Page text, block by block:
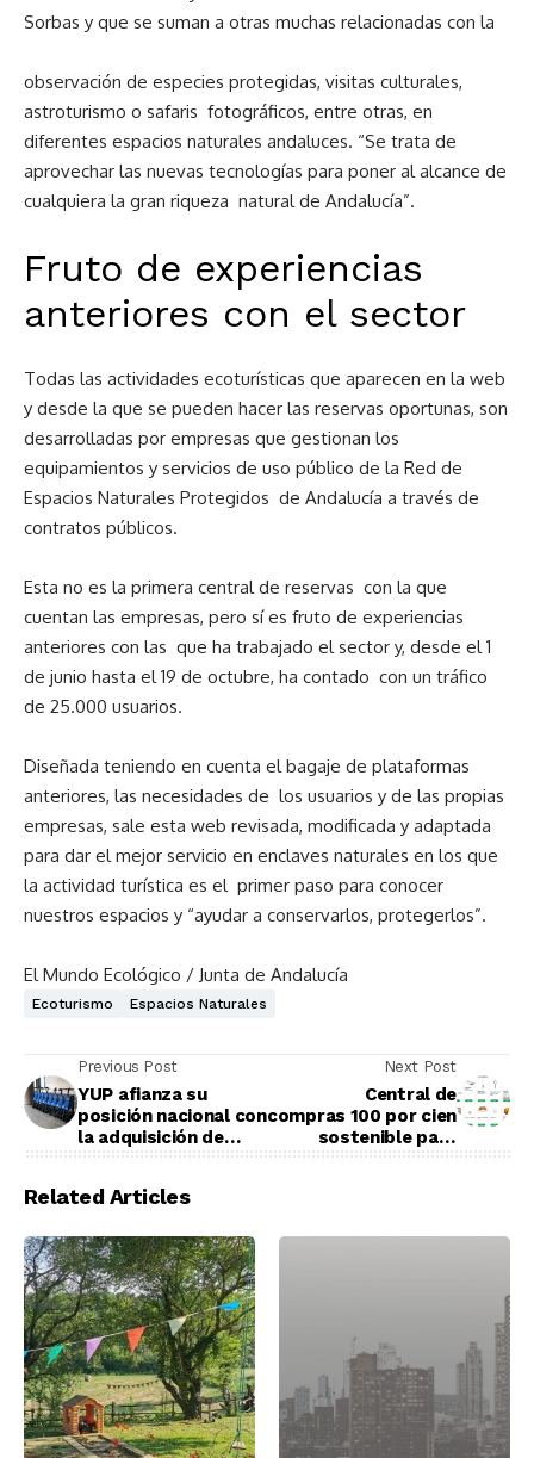
Sorbas y que se suman a otras muchas relacionadas con la
observación de especies protegidas, visitas culturales,
astroturismo o safaris fotográficos, entre otras, en
diferentes espacios naturales andaluces. “Se trata de
aprovechar las nuevas tecnologías para poner al alcance de
cualquiera la gran riqueza natural de Andalucía”.
Fruto de experiencias
anteriores con el sector
Todas las actividades ecoturísticas que aparecen en la web
y desde la que se pueden hacer las reservas oportunas, son
desarrolladas por empresas que gestionan los
equipamientos y servicios de uso público de la Red de
Espacios Naturales Protegidos de Andalucía a través de
contratos públicos.
Esta no es la primera central de reservas con la que
cuentan las empresas, pero sí es fruto de experiencias
anteriores con las que ha trabajado el sector y, desde el 1
de junio hasta el 19 de octubre, ha contado con un tráfico
de 25.000 usuarios.
Diseñada teniendo en cuenta el bagaje de plataformas
anteriores, las necesidades de los usuarios y de las propias
empresas, sale esta web revisada, modificada y adaptada
para dar el mejor servicio en enclaves naturales en los que
la actividad turística es el primer paso para conocer
nuestros espacios y “ayudar a conservarlos, protegerlos”.
El Mundo Ecológico / Junta de Andalucía
Ecoturismo Espacios Naturales
Previous Post
YUP afianza su
posición nacional con
la adquisición de
Next Post
Central de
compras 100 por cien
sostenible para
Related Articles